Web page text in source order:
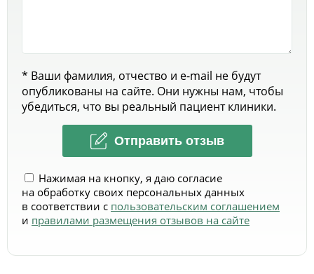
* Ваши фамилия, отчество и e-mail не будут
опубликованы на сайте. Они нужны нам, чтобы
убедиться, что вы реальный пациент клиники.
Отправить отзыв
Нажимая на кнопку, я даю согласие
на обработку своих персональных данных
в соответствии с пользовательским соглашением
и правилами размещения отзывов на сайте